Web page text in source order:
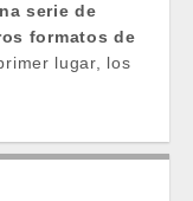
serie de
formatos de
lugar, los